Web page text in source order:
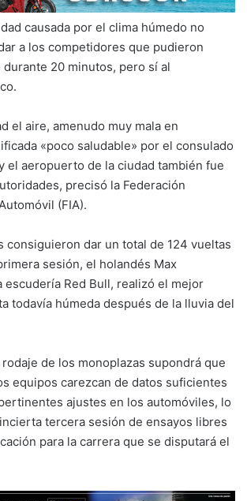
causada por el clima húmedo no
a los competidores que pudieron
durante 20 minutos, pero sí al
el aire, amenudo muy mala en
«poco saludable» por el consulado
el aeropuerto de la ciudad también fue
precisó la Federación
(FIA).
consiguieron dar un total de 124 vueltas
sesión, el holandés Max
escudería Red Bull, realizó el mejor
todavía húmeda después de la lluvia del
de los monoplazas supondrá que
equipos carezcan de datos suficientes
ajustes en los automóviles, lo
tercera sesión de ensayos libres
para la carrera que se disputará el